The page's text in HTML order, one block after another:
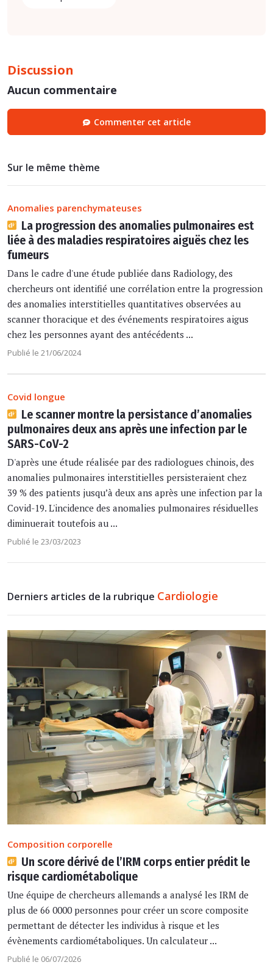
Discussion
Aucun commentaire
Commenter cet article
Sur le même thème
Anomalies parenchymateuses
La progression des anomalies pulmonaires est
liée à des maladies respiratoires aiguës chez les
fumeurs
Dans le cadre d'une étude publiée dans Radiology, des
chercheurs ont identifié une corrélation entre la progression
des anomalies interstitielles quantitatives observées au
scanner thoracique et des événements respiratoires aigus
chez les personnes ayant des antécédents ...
Publié le 21/06/2024
Covid longue
Le scanner montre la persistance d’anomalies
pulmonaires deux ans après une infection par le
SARS-CoV-2
D'après une étude réalisée par des radiologues chinois, des
anomalies pulmonaires interstitielles persisteraient chez
39 % des patients jusqu’à deux ans après une infection par la
Covid-19. L'incidence des anomalies pulmonaires résiduelles
diminuerait toutefois au ...
Publié le 23/03/2023
Derniers articles de la rubrique Cardiologie
Composition corporelle
Un score dérivé de l’IRM corps entier prédit le
risque cardiométabolique
Une équipe de chercheurs allemands a analysé les IRM de
plus de 66 0000 personnes pour créer un score composite
permettant de détecter les individus à risque et les
évènements cardiométaboliques. Un calculateur ...
Publié le 06/07/2026